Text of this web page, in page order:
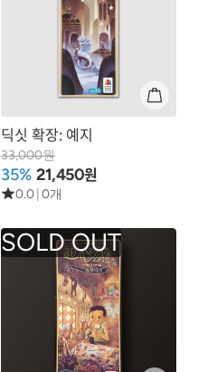
딕싯 확장: 예지
33,000원
35% 21,450원
0.0 0개